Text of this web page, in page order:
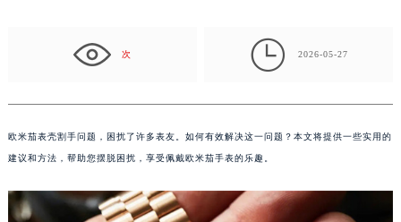
次  2026-05-27
欧米茄表壳割手问题，困扰了许多表友。如何有效解决这一问题？本文将提供一些实用的
建议和方法，帮助您摆脱困扰，享受佩戴欧米茄手表的乐趣。